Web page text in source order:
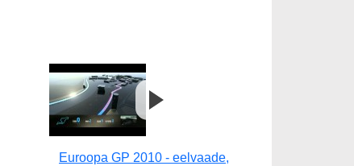
Euroopa GP 2010 - eelvaade,